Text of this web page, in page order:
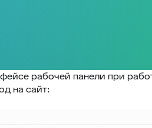
рабочей панели при
на сайт: